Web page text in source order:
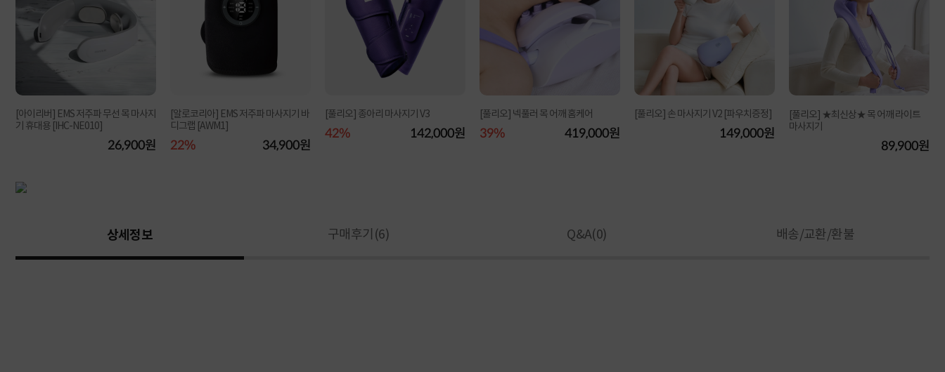
[아이리버] EMS 저주파 무선 목 마사지
기 휴대용 [IHC-NE010]
26,900원
[알로코리아] EMS 저주파 마사지기 바
디그랩 [AWM1]
22% 34,900원
[풀리오] 종아리 마사지기 V3
42% 142,000원
[풀리오] 넥풀러 목 어깨 홈케어
39% 419,000원
[풀리오] 손 마사지기 V2 [파우치증정]
149,000원
[풀리오] ★최신상★ 목 어깨 라이트
마사지기
89,900원
상세정보 구매후기(6) Q&A(0) 배송/교환/환불